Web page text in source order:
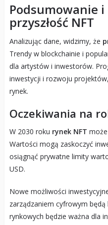
Podsumowanie
przyszłość NFT
Analizując dane, widzimy, że
Trendy w blockchainie i
dla artystów i inwestorów.
inwestycji i rozwoju
rynek.
Oczekiwania na
W 2030 roku rynek NFT
Wartości mogą zaskoczyć
osiągnąć prywatne limity
USD.
Nowe możliwości
zarządzaniem cyfrowym będą
rynkowych będzie ważna dla